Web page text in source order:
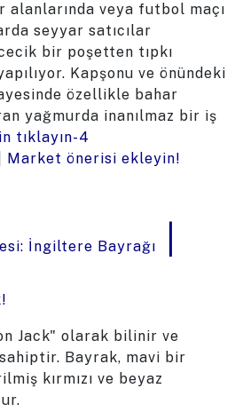
alanlarında veya futbol maçı
seyyar satıcılar
bir poşetten tıpkı
Kapşonu ve önündeki
özellikle bahar
yağmurda inanılmaz bir iş
tıklayın-4
Market önerisi ekleyin!
İngiltere Bayrağı
Jack" olarak bilinir ve
Bayrak, mavi bir
kırmızı ve beyaz